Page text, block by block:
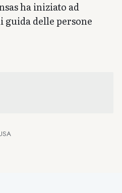
ha iniziato ad
guida delle persone